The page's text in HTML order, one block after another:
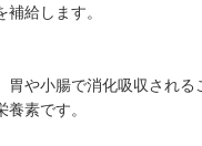
給します。
胃や小腸で消化吸収される
素です。